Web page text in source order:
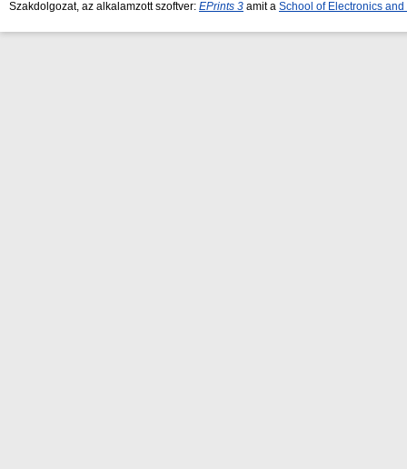
Szakdolgozat, az alkalamzott szoftver: EPrints 3 amit a School of Electronics